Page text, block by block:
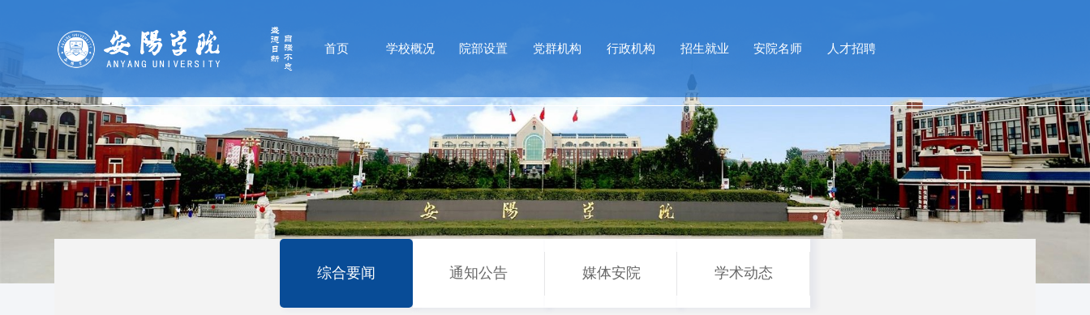
首页 学校概况 院部设置 党群机构 行政机构 招生就业 安院名师 人才招聘
综合要闻 通知公告 媒体安院 学术动态